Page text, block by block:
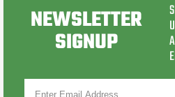
NEWSLETTER
SIGNUP